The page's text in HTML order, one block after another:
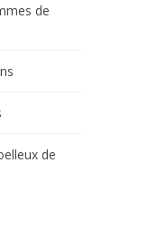
de
de